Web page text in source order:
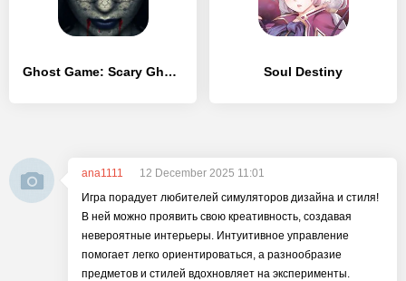
Ghost Game: Scary Ghost Killer - [MOD Много денег] Soul Destiny
ana1111
12 December 2025 11:01
Игра порадует любителей симуляторов дизайна и стиля!
В ней можно проявить свою креативность, создавая
невероятные интерьеры. Интуитивное управление
помогает легко ориентироваться, а разнообразие
предметов и стилей вдохновляет на эксперименты.